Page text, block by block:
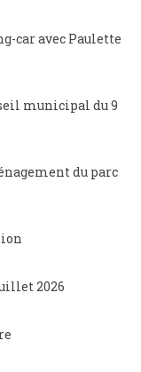
car avec Paulette
municipal du 9
du parc
2026